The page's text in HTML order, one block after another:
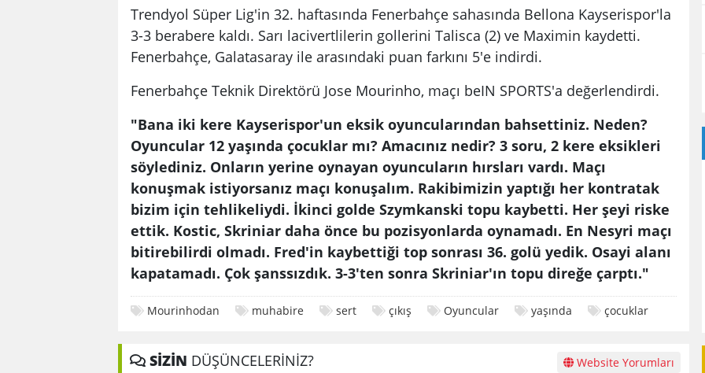
Trendyol Süper Lig'in 32. haftasında Fenerbahçe sahasında Bellona Kayserispor'la
3-3 berabere kaldı. Sarı lacivertlilerin gollerini Talisca (2) ve Maximin kaydetti.
Fenerbahçe, Galatasaray ile arasındaki puan farkını 5'e indirdi.
Fenerbahçe Teknik Direktörü Jose Mourinho, maçı beIN SPORTS'a değerlendirdi.
"Bana iki kere Kayserispor'un eksik oyuncularından bahsettiniz. Neden?
Oyuncular 12 yaşında çocuklar mı? Amacınız nedir? 3 soru, 2 kere eksikleri
söylediniz. Onların yerine oynayan oyuncuların hırsları vardı. Maçı
konuşmak istiyorsanız maçı konuşalım. Rakibimizin yaptığı her kontratak
bizim için tehlikeliydi. İkinci golde Szymkanski topu kaybetti. Her şeyi riske
ettik. Kostic, Skriniar daha önce bu pozisyonlarda oynamadı. En Nesyri maçı
bitirebilirdi olmadı. Fred'in kaybettiği top sonrası 36. golü yedik. Osayi alanı
kapatamadı. Çok şanssızdık. 3-3'ten sonra Skriniar'ın topu direğe çarptı."
Mourinhodan muhabire sert çıkış Oyuncular yaşında çocuklar
SİZİN DÜŞÜNCELERİNİZ? Website Yorumları